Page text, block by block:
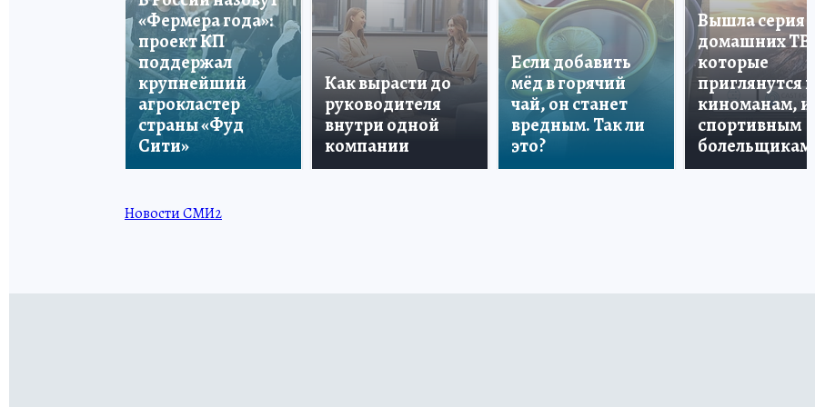
«Фермера года»:
проект КП
поддержал
крупнейший
агрокластер
страны «Фуд
Сити»
Как вырасти до
руководителя
внутри одной
компании
Если добавить
мёд в горячий
чай, он станет
вредным. Так ли
это?
Вышла серия
домашних ТВ,
которые
приглянутся и
киноманам, и
спортивным
болельщикам
Новости СМИ2